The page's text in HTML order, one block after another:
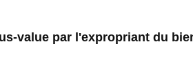
value par l'expropriant du